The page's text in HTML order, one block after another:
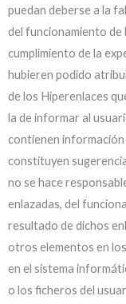
puedan deberse a la
del funcionamiento de
cumplimiento de la
hubieren podido
de los Hiperenlaces
la de informar al
contienen
constituyen
no se hace
enlazadas, del
resultado de dichos
otros elementos en
en el sistema
o los ficheros del